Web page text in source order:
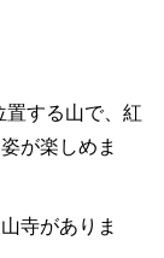
置する山で、紅
が楽しめま
寺がありま